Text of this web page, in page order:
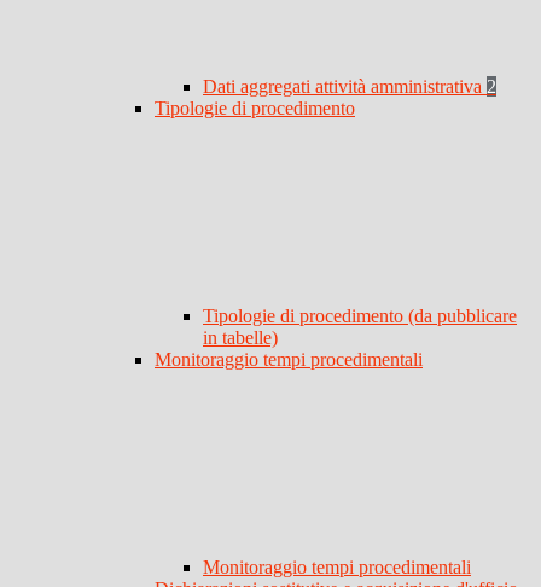
Dati aggregati attività amministrativa 2
Tipologie di procedimento
Tipologie di procedimento (da pubblicare
in tabelle)
Monitoraggio tempi procedimentali
Monitoraggio tempi procedimentali